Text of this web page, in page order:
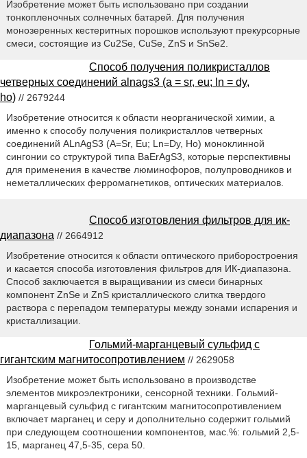
Изобретение может быть использовано при создании
тонкопленочных солнечных батарей. Для получения
монозеренных кестеритных порошков используют прекурсорные
смеси, состоящие из Cu2Se, CuSe, ZnS и SnSe2.
Способ получения поликристаллов
четверных соединений alnags3 (a = sr, eu; ln = dy,
ho) // 2679244
Изобретение относится к области неорганической химии, а
именно к способу получения поликристаллов четверных
соединений ALnAgS3 (A=Sr, Eu; Ln=Dy, Но) моноклинной
сингонии со структурой типа BaErAgS3, которые перспективны
для применения в качестве люминофоров, полупроводников и
неметаллических ферромагнетиков, оптических материалов.
Способ изготовления фильтров для ик-
диапазона // 2664912
Изобретение относится к области оптического приборостроения
и касается способа изготовления фильтров для ИК-диапазона.
Способ заключается в выращивании из смеси бинарных
компонент ZnSe и ZnS кристаллического слитка твердого
раствора с перепадом температуры между зонами испарения и
кристаллизации.
Гольмий-марганцевый сульфид с
гигантским магнитосопротивлением // 2629058
Изобретение может быть использовано в производстве
элементов микроэлектроники, сенсорной техники. Гольмий-
марганцевый сульфид с гигантским магнитосопротивлением
включает марганец и серу и дополнительно содержит гольмий
при следующем соотношении компонентов, мас.%: гольмий 2,5-
15, марганец 47,5-35, сера 50.